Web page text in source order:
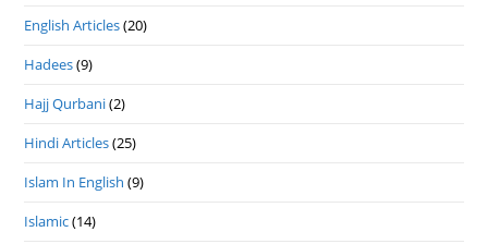
English Articles(20)
Hadees(9)
Hajj Qurbani(2)
Hindi Articles(25)
Islam In English (9)
Islamic(14)